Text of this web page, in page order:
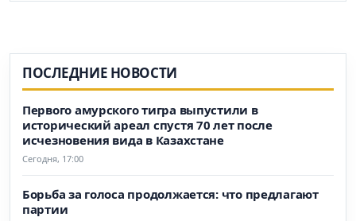
ПОСЛЕДНИЕ НОВОСТИ
Первого амурского тигра выпустили в
исторический ареал спустя 70 лет после
исчезновения вида в Казахстане
Сегодня, 17:00
Борьба за голоса продолжается: что предлагают
партии